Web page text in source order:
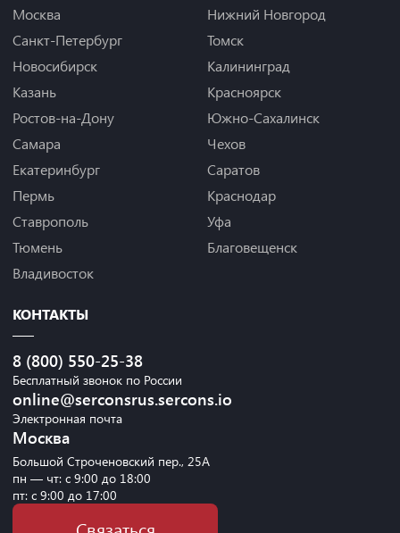
Москва
Санкт-Петербург
Новосибирск
Казань
Ростов-на-Дону
Самара
Екатеринбург
Пермь
Ставрополь
Тюмень
Владивосток
Нижний Новгород
Томск
Калининград
Красноярск
Южно-Сахалинск
Чехов
Саратов
Краснодар
Уфа
Благовещенск
КОНТАКТЫ
8 (800) 550-25-38
Бесплатный звонок по России
online@serconsrus.sercons.io
Электронная почта
Москва
Большой Строченовский пер., 25А
пн — чт: с 9:00 до 18:00
пт: с 9:00 до 17:00